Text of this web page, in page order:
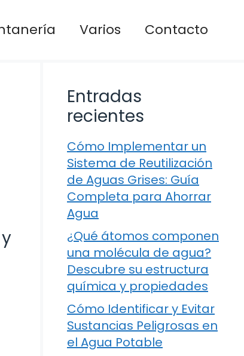
Varios Contacto
Entradas
recientes
Cómo Implementar un
Sistema de Reutilización
de Aguas Grises: Guía
Completa para Ahorrar
Agua
¿Qué átomos componen
una molécula de agua?
Descubre su estructura
química y propiedades
Cómo Identificar y Evitar
Sustancias Peligrosas en
el Agua Potable